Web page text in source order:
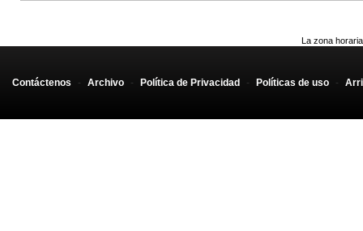
La zona
Contáctenos - Archivo - Política de Privacidad - Políticas de uso -